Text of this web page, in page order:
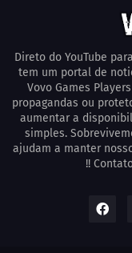
Direto do YouTube
tem um portal de
Vovo Games
propagandas ou
aumentar a
simples.
ajudam a manter
!!